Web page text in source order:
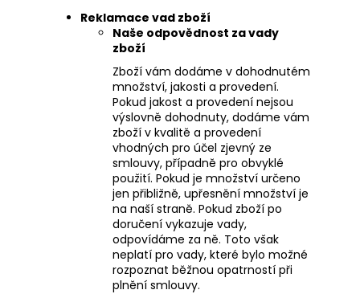
Reklamace vad zboží
Naše odpovědnost za vady
zboží
Zboží vám dodáme v dohodnutém
množství, jakosti a provedení.
Pokud jakost a provedení nejsou
výslovně dohodnuty, dodáme vám
zboží v kvalitě a provedení
vhodných pro účel zjevný ze
smlouvy, případně pro obvyklé
použití. Pokud je množství určeno
jen přibližně, upřesnění množství je
na naší straně. Pokud zboží po
doručení vykazuje vady,
odpovídáme za ně. Toto však
neplatí pro vady, které bylo možné
rozpoznat běžnou opatrností při
plnění smlouvy.